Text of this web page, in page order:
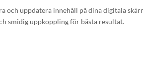
och uppdatera innehåll på dina digitala
smidig uppkoppling för bästa resultat.